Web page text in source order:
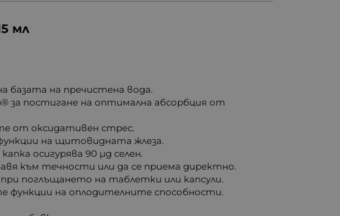
мл
базата на пречистена вода.
за постигане на оптимална абсорбция от
от оксидативен стрес.
на щитовидната жлеза.
осигурява 90 µg селен.
към течности или да се приема директно.
поглъщането на таблетки или капсули.
функции на оплодителните способности.